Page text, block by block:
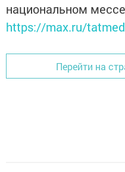
национальном
https://max.ru/
Перейти на